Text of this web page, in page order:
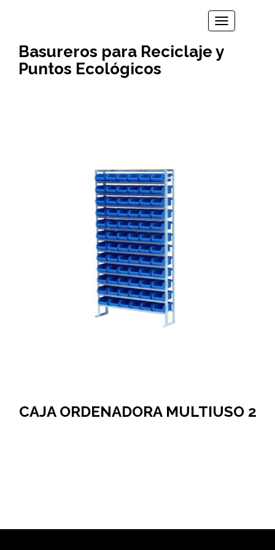
TOGGLE
Basureros para Reciclaje y
Puntos Ecológicos
CAJA ORDENADORA MULTIUSO 2